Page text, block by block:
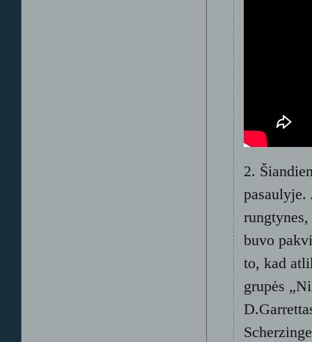
2.
pasaulyje.
buvo
to, kad
grupės